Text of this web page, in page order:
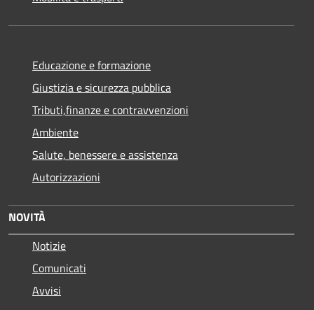
Educazione e formazione
Giustizia e sicurezza pubblica
Tributi,finanze e contravvenzioni
Ambiente
Salute, benessere e assistenza
Autorizzazioni
NOVITÀ
Notizie
Comunicati
Avvisi